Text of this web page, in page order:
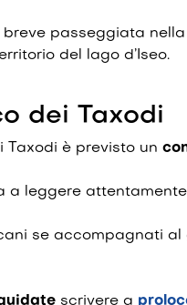
passeggiata
del lago d’Iseo.
dei Taxodi
Taxodi è previsto un
a leggere
se accompagnati
scrivere a